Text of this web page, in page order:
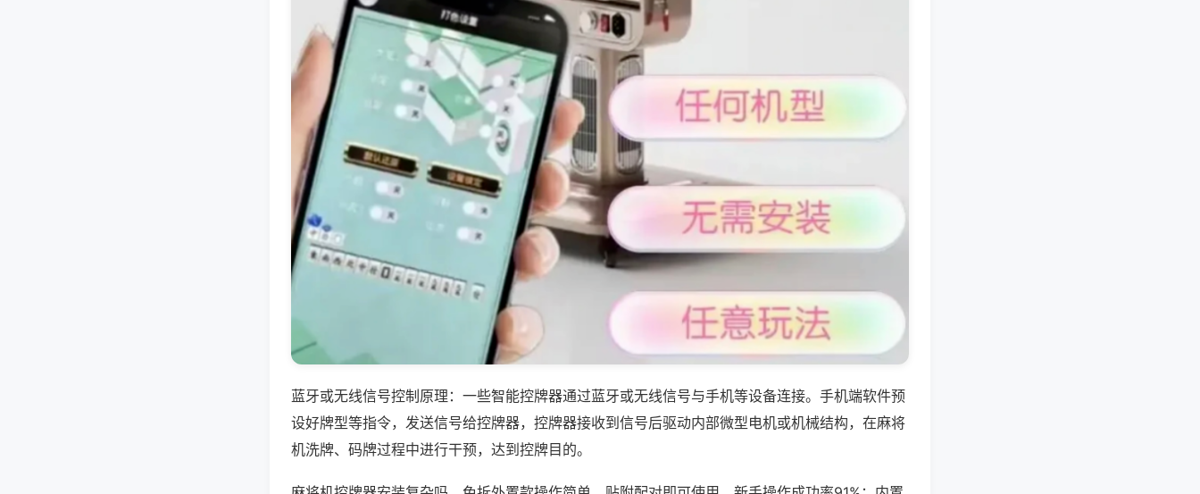
蓝牙或无线信号控制原理：一些智能控牌器通过蓝牙或无线信号与手机等设备连接。手机端软件预
设好牌型等指令，发送信号给控牌器，控牌器接收到信号后驱动内部微型电机或机械结构，在麻将
机洗牌、码牌过程中进行干预，达到控牌目的。